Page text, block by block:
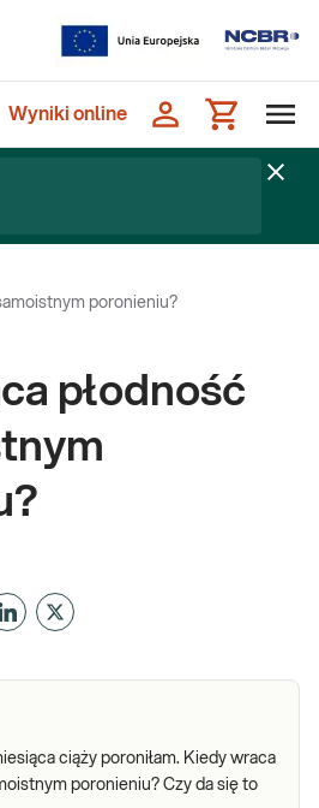
Wyniki online
poronieniu?
płodność
ciąży poroniłam. Kiedy wraca
poronieniu? Czy da się to